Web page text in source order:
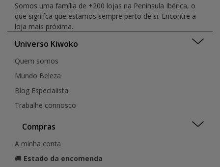
Somos uma família de +200 lojas na Península Ibérica, o
que signifca que estamos sempre perto de si. Encontre a
loja mais próxima.
Universo Kiwoko
Quem somos
Mundo Beleza
Blog Especialista
Trabalhe connosco
Compras
A minha conta
🚚 Estado da encomenda